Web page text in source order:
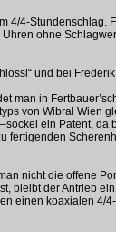
4-Stundenschlag.
ohne
und bei
man in
von Wibral Wien
ein Patent,
fertigenden
nicht die offene
bleibt der Antrieb
einen koaxialen 4/